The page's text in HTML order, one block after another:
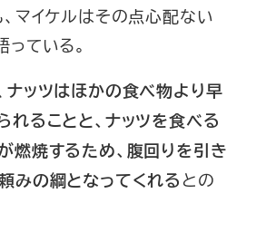
、マイケルはその点心配ない
ている。
ナッツはほかの食べ物より早
れることと、ナッツを食べる
燃焼するため、腹回りを引き
みの綱となってくれるとの